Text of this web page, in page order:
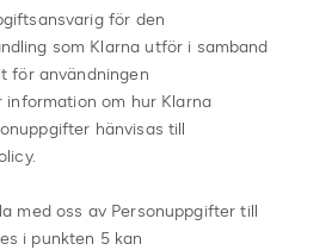
för den
som Klarna utför i samband
för användningen
information om hur Klarna
hänvisas till
med oss av Personuppgifter till
i punkten 5 kan